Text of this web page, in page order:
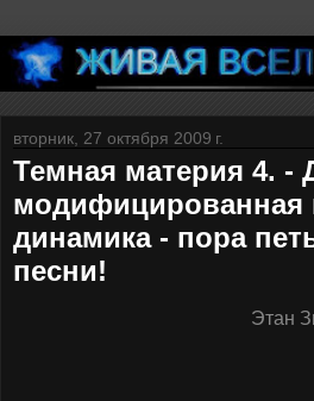
вторник, 27 октября 2009 г.
Темная материя 4. -
модифицированная
динамика - пора
песни!
Этан